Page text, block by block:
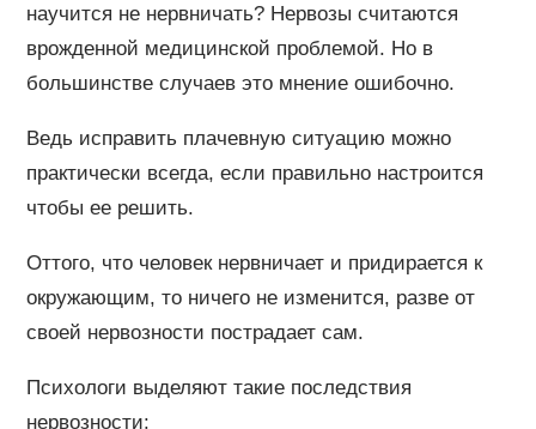
научится не нервничать? Нервозы считаются
врожденной медицинской проблемой. Но в
большинстве случаев это мнение ошибочно.
Ведь исправить плачевную ситуацию можно
практически всегда, если правильно настроится
чтобы ее решить.
Оттого, что человек нервничает и придирается к
окружающим, то ничего не изменится, разве от
своей нервозности пострадает сам.
Психологи выделяют такие последствия
нервозности: